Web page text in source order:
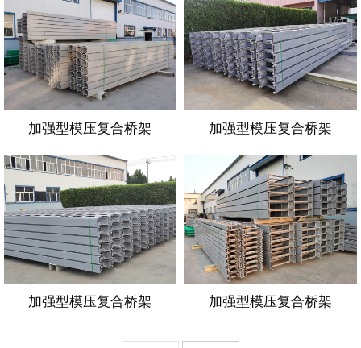
加强型模压复合桥架 加强型模压复合桥架
加强型模压复合桥架 加强型模压复合桥架